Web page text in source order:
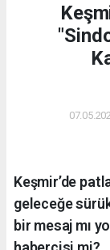
Keşmir’de
geleceğe
bir mesaj mı